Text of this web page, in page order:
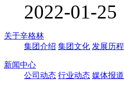
2022-01-25
关于辛格林
集团介绍 集团文化 发展历程
新闻中心
公司动态 行业动态 媒体报道